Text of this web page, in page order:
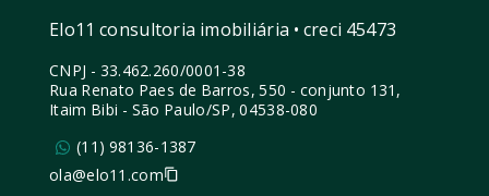
Elo11 consultoria imobiliária • creci 45473
CNPJ - 33.462.260/0001-38
Rua Renato Paes de Barros, 550 - conjunto 131,
Itaim Bibi - São Paulo/SP, 04538-080
(11) 98136-1387
ola@elo11.com